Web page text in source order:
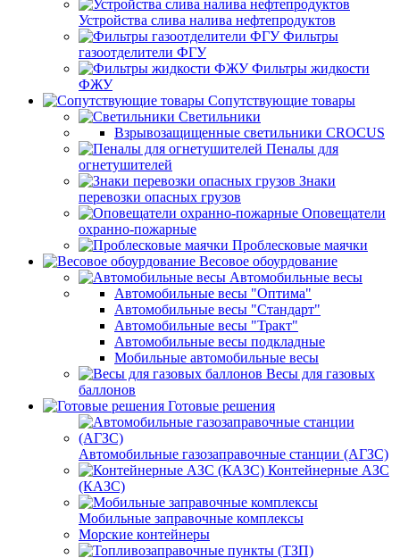
Устройства слива налива нефтепродуктов
Фильтры
газоотделители ФГУ
Фильтры жидкости
ФЖУ
Сопутствующие товары
Светильники
Взрывозащищенные светильники CROCUS
Пеналы для
огнетушителей
Знаки
перевозки опасных грузов
Оповещатели
охранно-пожарные
Проблесковые маячки
Весовое обоурдование
Автомобильные весы
Автомобильные весы "Оптима"
Автомобильные весы "Стандарт"
Автомобильные весы "Тракт"
Автомобильные весы подкладные
Мобильные автомобильные весы
Весы для газовых
баллонов
Готовые решения
Автомобильные газозаправочные станции (АГЗС)
Контейнерные АЗС
(КАЗС)
Мобильные заправочные комплексы
Морские контейнеры